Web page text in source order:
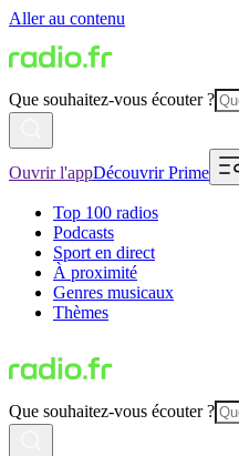
Aller au contenu
Que souhaitez-vous écouter ?
Ouvrir l'appDécouvrir Prime
Top 100 radios
Podcasts
Sport en direct
À proximité
Genres musicaux
Thèmes
Que souhaitez-vous écouter ?